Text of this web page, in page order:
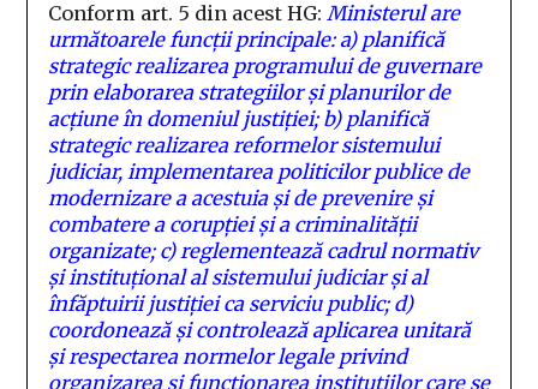
Conform art. 5 din acest HG: Ministerul are
următoarele funcţii principale: a) planifică
strategic realizarea programului de guvernare
prin elaborarea strategiilor şi planurilor de
acţiune în domeniul justiţiei; b) planifică
strategic realizarea reformelor sistemului
judiciar, implementarea politicilor publice de
modernizare a acestuia şi de prevenire şi
combatere a corupţiei şi a criminalităţii
organizate; c) reglementează cadrul normativ
şi instituţional al sistemului judiciar şi al
înfăptuirii justiţiei ca serviciu public; d)
coordonează şi controlează aplicarea unitară
şi respectarea normelor legale privind
organizarea şi funcţionarea instituţiilor care se